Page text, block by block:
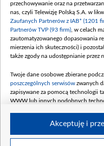
Dofinansowanie 48
Data podpisania
(wpłata grudzień
Dofinansowanie 900
Data podpisania
kwiecień 180 mln, 7
czerwca 90 mln)
Dofinansowanie 250
4 sierpnia 250 mln
przechowywanie oraz na
nas, czyli Telewizję Polską S.A. w
Zaufanych Partnerów z IAB* (1201
Partnerów TVP (93 firm) , w celach
zautomatyzowanego dopasowania
mierzenia ich skuteczności) i
także zgody na udostępnianie przez
Twoje dane osobowe zbierane
poszczególnych serwisów zwanych
zapisywane za pomocą technologii
WWW lub innych podobnych
Akceptuję i